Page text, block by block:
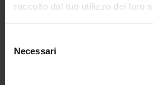
raccolto dal tuo utilizzo dei loro
delNecessari